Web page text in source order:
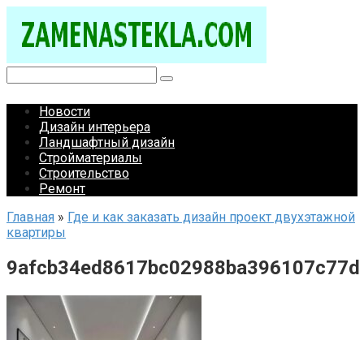
контенту
Новости
Дизайн интерьера
Ландшафтный дизайн
Стройматериалы
Строительство
Ремонт
Главная » Где и как заказать дизайн проект двухэтажной
квартиры
9afcb34ed8617bc02988ba396107c77d